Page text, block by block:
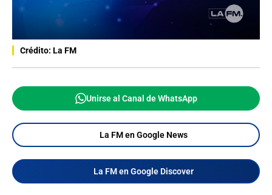
Crédito: La FM
Unirse al Canal de WhatsApp
La FM en Google News
La FM en Google Discover